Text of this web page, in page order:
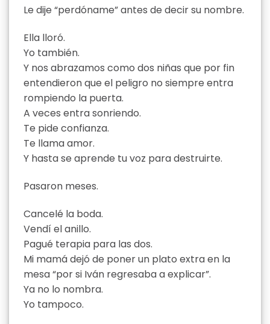
Le dije “perdóname” antes de decir su nombre.
Ella lloró.
Yo también.
Y nos abrazamos como dos niñas que por fin
entendieron que el peligro no siempre entra
rompiendo la puerta.
A veces entra sonriendo.
Te pide confianza.
Te llama amor.
Y hasta se aprende tu voz para destruirte.
Pasaron meses.
Cancelé la boda.
Vendí el anillo.
Pagué terapia para las dos.
Mi mamá dejó de poner un plato extra en la
mesa “por si Iván regresaba a explicar”.
Ya no lo nombra.
Yo tampoco.